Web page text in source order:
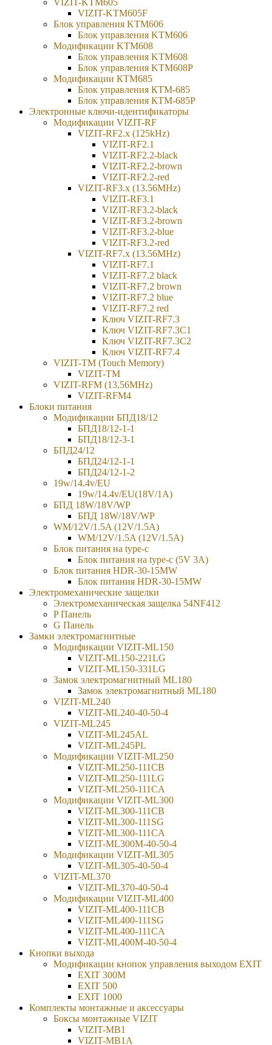
VIZIT-KTM605F
Блок управления KTM606
Блок управления KTM606
Модификации KTM608
Блок управления KTM608
Блок управления KTM608Р
Модификации КТМ685
Блок управления КТМ-685
Блок управления КТМ-685Р
Электронные ключи-идентификаторы
Модификации VIZIT-RF
VIZIT-RF2.x (125kHz)
VIZIT-RF2.1
VIZIT-RF2.2-black
VIZIT-RF2.2-brown
VIZIT-RF2.2-red
VIZIT-RF3.x (13.56MHz)
VIZIT-RF3.1
VIZIT-RF3.2-black
VIZIT-RF3.2-brown
VIZIT-RF3.2-blue
VIZIT-RF3.2-red
VIZIT-RF7.x (13.56MHz)
VIZIT-RF7.1
VIZIT-RF7.2 black
VIZIT-RF7.2 brown
VIZIT-RF7.2 blue
VIZIT-RF7.2 red
Ключ VIZIT-RF7.3
Ключ VIZIT-RF7.3C1
Ключ VIZIT-RF7.3C2
Ключ VIZIT-RF7.4
VIZIT-TM (Touch Memory)
VIZIT-TM
VIZIT-RFM (13,56MHz)
VIZIT-RFM4
Блоки питания
Модификации БПД18/12
БПД18/12-1-1
БПД18/12-3-1
БПД24/12
БПД24/12-1-1
БПД24/12-1-2
19w/14.4v/EU
19w/14.4v/EU(18V/1А)
БПД 18W/18V/WP
БПД 18W/18V/WP
WM/12V/1.5A (12V/1.5A)
WM/12V/1.5A (12V/1.5A)
Блок питания на type-c
Блок питания на type-c (5V 3A)
Блок питания HDR-30-15MW
Блок питания HDR-30-15MW
Электромеханические защелки
Электромеханическая защелка 54NF412
P Панель
G Панель
Замки электромагнитные
Модификации VIZIT-ML150
VIZIT-ML150-221LG
VIZIT-ML150-331LG
Замок электромагнитный ML180
Замок электромагнитный ML180
VIZIT-ML240
VIZIT-ML240-40-50-4
VIZIT-ML245
VIZIT-ML245AL
VIZIT-ML245PL
Модификации VIZIT-ML250
VIZIT-ML250-111CB
VIZIT-ML250-111LG
VIZIT-ML250-111CA
Модификации VIZIT-ML300
VIZIT-ML300-111CB
VIZIT-ML300-111SG
VIZIT-ML300-111CA
VIZIT-ML300М-40-50-4
Модификации VIZIT-ML305
VIZIT-ML305-40-50-4
VIZIT-ML370
VIZIT-ML370-40-50-4
Модификации VIZIT-ML400
VIZIT-ML400-111CB
VIZIT-ML400-111SG
VIZIT-ML400-111CA
VIZIT-ML400М-40-50-4
Кнопки выхода
Модификации кнопок управления выходом EXIT
EXIT 300M
EXIT 500
EXIT 1000
Комплекты монтажные и аксессуары
Боксы монтажные VIZIT
VIZIT-MB1
VIZIT-MB1A